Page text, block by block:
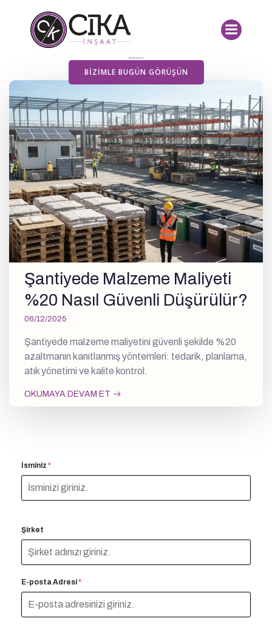
BIZIMLE BUGÜN GÖRÜŞÜN
Yayımlanan Yazılarımız
Şantiyede Malzeme Maliyeti
%20 Nasıl Güvenli Düşürülür?
06/12/2025
Şantiyede malzeme maliyetini güvenli şekilde %20
azaltmanın kanıtlanmış yöntemleri: tedarik, planlama,
atık yönetimi ve kalite kontrol.
OKUMAYA DEVAM ET
İsminiz *
Şirket
E-posta Adresi*